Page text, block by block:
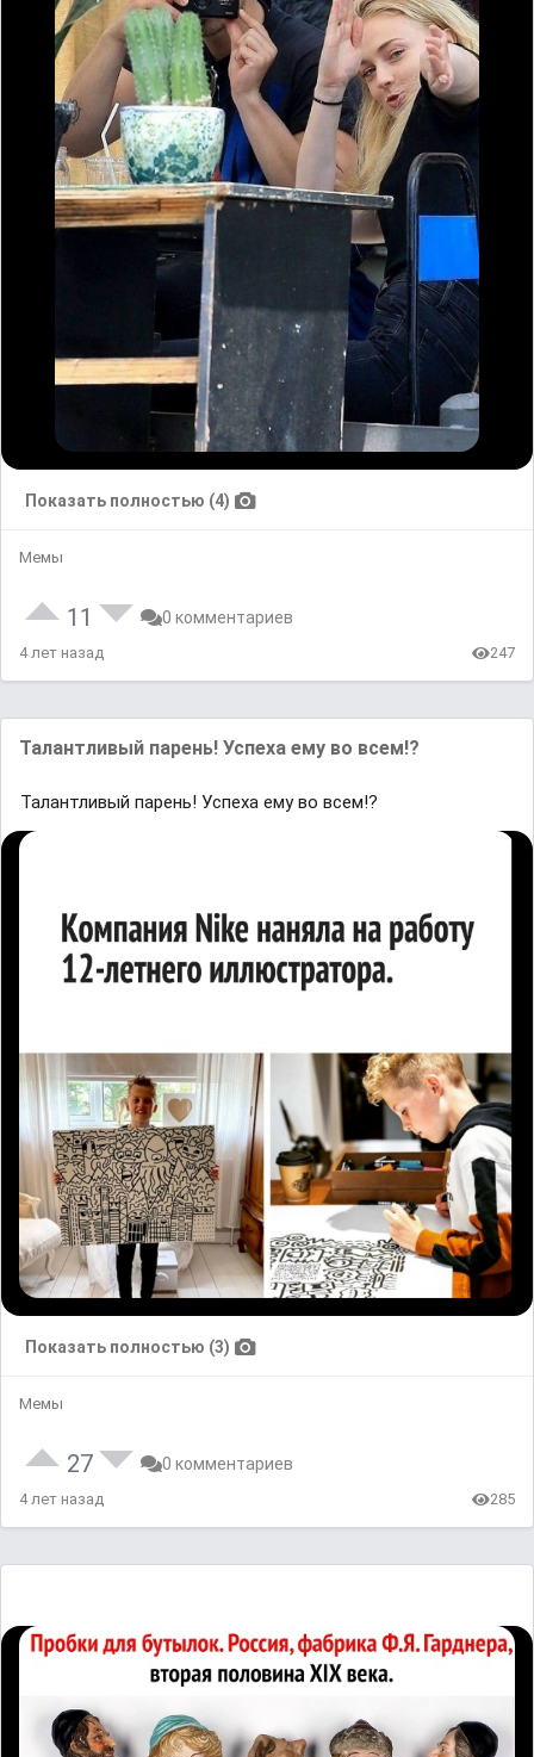
Показать полностью (4)
Мемы
11 0 комментариев
4 лет назад 247
Талантливый парень! Успеха ему во всем!?
Талантливый парень! Успеха ему во всем!?
Показать полностью (3)
Мемы
27 0 комментариев
4 лет назад 285